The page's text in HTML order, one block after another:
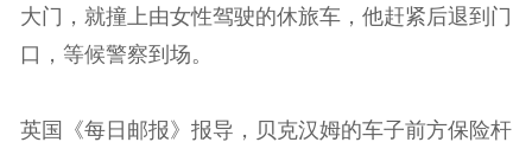
大门，就撞上由女性驾驶的休旅车，他赶紧后退到门
口，等候警察到场。
英国《每日邮报》报导，贝克汉姆的车子前方保险杆